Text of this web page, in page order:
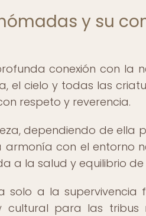
y su
conexión con la
el cielo y todas las
respeto y reverencia.
dependiendo de ella
con el entorno
a la salud y equilibrio de
solo a la supervivencia
cultural para las tribus